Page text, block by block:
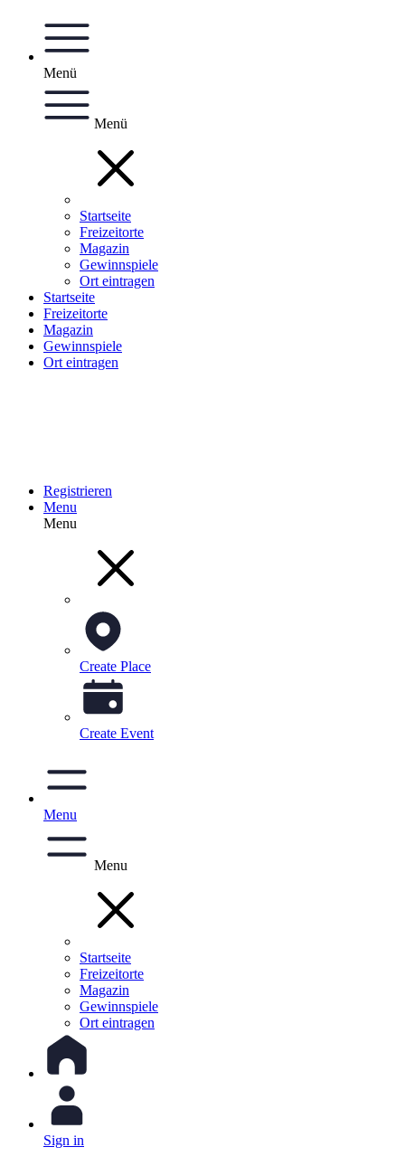
Menü
Menü
Startseite
Freizeitorte
Magazin
Gewinnspiele
Ort eintragen
Startseite
Freizeitorte
Magazin
Gewinnspiele
Ort eintragen
Registrieren
Menu
Menu
Create Place
Create Event
Menu
Menu
Startseite
Freizeitorte
Magazin
Gewinnspiele
Ort eintragen
Sign in